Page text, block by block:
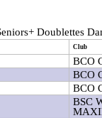
Doublettes
Club
BCO
BCO
BCO
BSC